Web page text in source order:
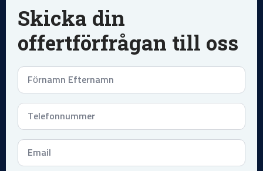
Skicka din
offertförfrågan till oss
Namn
Telefonnummer
Email